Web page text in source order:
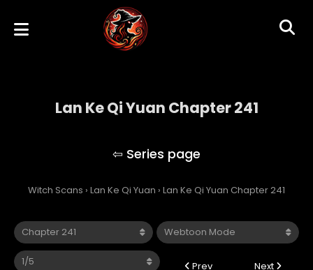
Lan Ke Qi Yuan Chapter 241
Witch Scans › Lan Ke Qi Yuan › Lan Ke Qi Yuan Chapter 241
Prev Next